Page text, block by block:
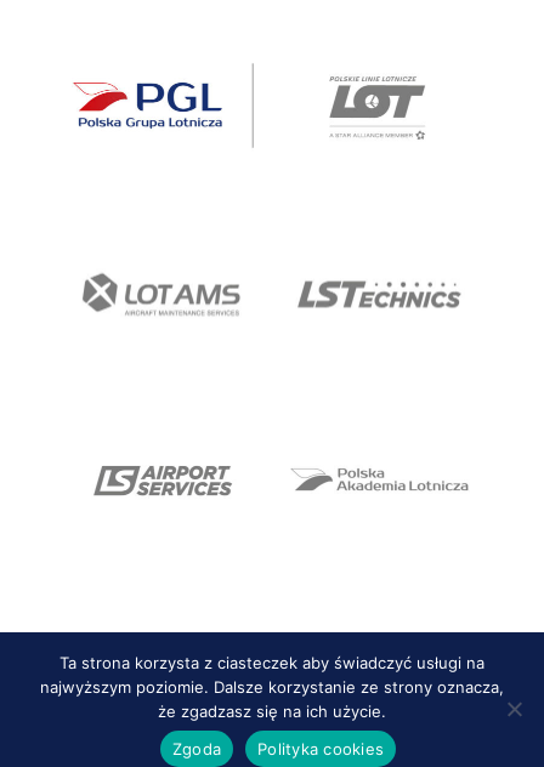
Ta strona korzysta z ciasteczek aby świadczyć usługi na
najwyższym poziomie. Dalsze korzystanie ze strony oznacza,
że zgadzasz się na ich użycie.
Zgoda
Polityka cookies